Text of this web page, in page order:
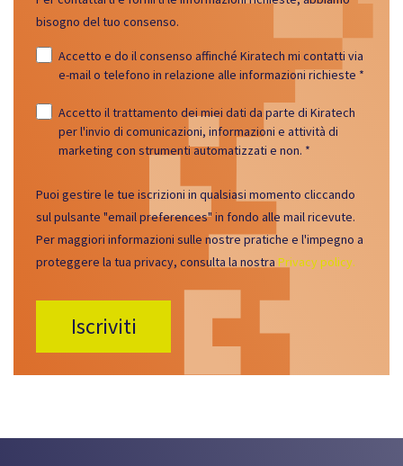
bisogno del tuo consenso.
Accetto e do il consenso affinché Kiratech mi contatti via
e-mail o telefono in relazione alle informazioni richieste *
Accetto il trattamento dei miei dati da parte di Kiratech
per l'invio di comunicazioni, informazioni e attività di
marketing con strumenti automatizzati e non. *
Puoi gestire le tue iscrizioni in qualsiasi momento cliccando
sul pulsante "email preferences" in fondo alle mail ricevute.
Per maggiori informazioni sulle nostre pratiche e l'impegno a
proteggere la tua privacy, consulta la nostra Privacy policy.